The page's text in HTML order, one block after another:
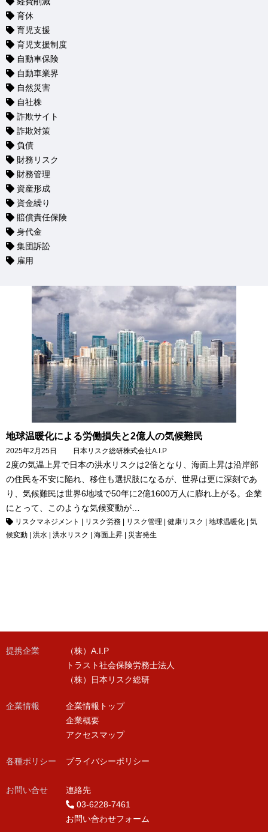
育休
育児支援
育児支援制度
自動車保険
自動車業界
自然災害
自社株
詐欺サイト
詐欺対策
負債
財務リスク
財務管理
資産形成
資金繰り
賠償責任保険
身代金
集団訴訟
雇用
地球温暖化による労働損失と2億人の気候難民
2025年2月25日 日本リスク総研株式会社A.I.P
2度の気温上昇で日本の洪水リスクは2倍となり、海面上昇は沿岸部
の住民を不安に陥れ、移住も選択肢になるが、世界は更に深刻であ
り、気候難民は世界6地域で50年に2億1600万人に膨れ上がる。企業
にとって、このような気候変動が…
リスクマネジメント リスク労務 リスク管理 健康リスク 地球温暖化
気
候変動
洪水 洪水リスク 海面上昇 災害発生
提携企業
（株）A.I.P
トラスト社会保険労務士法人
（株）日本リスク総研
企業情報
企業情報トップ
企業概要
アクセスマップ
各種ポリシー
お問い合せ
プライバシーポリシー
連絡先
03-6228-7461
お問い合わせフォーム